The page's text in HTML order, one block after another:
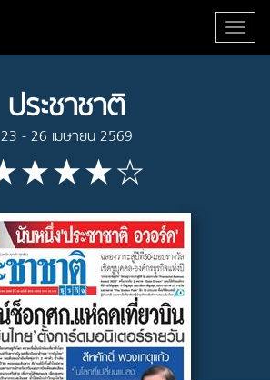
ประชาชาติ
23 - 26 เมษายน 2569